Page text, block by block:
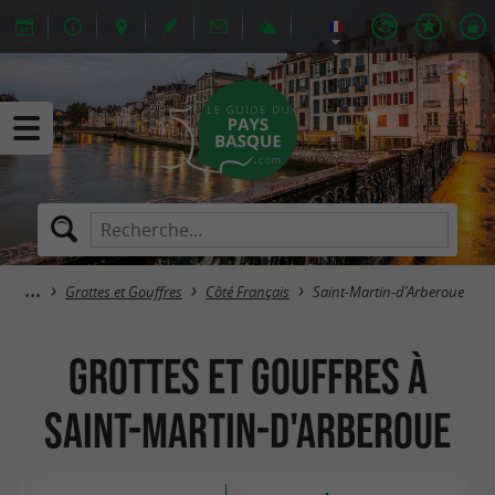
Grottes et Gouffres Côté Français Saint-Martin-d'Arberoue
Grottes et Gouffres à
Saint-Martin-d'Arberoue